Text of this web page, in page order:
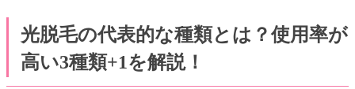
光脱毛の代表的な種類とは？使用率が
高い3種類+1を解説！